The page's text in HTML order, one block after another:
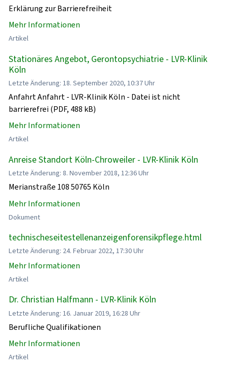
Erklärung zur Barrierefreiheit
Mehr Informationen
Artikel
Stationäres Angebot, Gerontopsychiatrie - LVR-Klinik
Köln
Letzte Änderung: 18. September 2020, 10:37 Uhr
Anfahrt Anfahrt - LVR-Klinik Köln - Datei ist nicht
barrierefrei (PDF, 488 kB)
Mehr Informationen
Artikel
Anreise Standort Köln-Chroweiler - LVR-Klinik Köln
Letzte Änderung: 8. November 2018, 12:36 Uhr
Merianstraße 108 50765 Köln
Mehr Informationen
Dokument
technischeseitestellenanzeigenforensikpflege.html
Letzte Änderung: 24. Februar 2022, 17:30 Uhr
Mehr Informationen
Artikel
Dr. Christian Halfmann - LVR-Klinik Köln
Letzte Änderung: 16. Januar 2019, 16:28 Uhr
Berufliche Qualifikationen
Mehr Informationen
Artikel